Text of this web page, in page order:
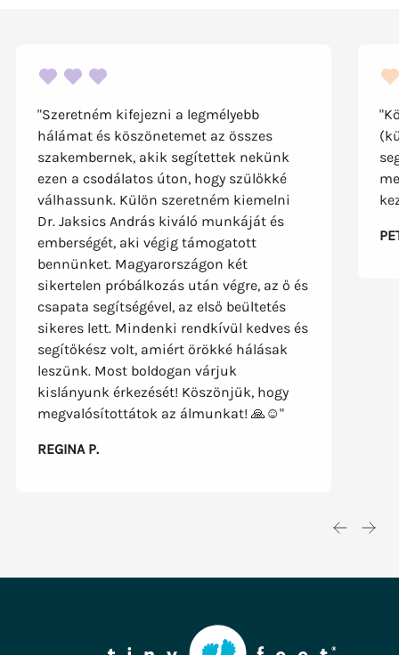
"Szeretném kifejezni a legmélyebb
hálámat és köszönetemet az összes
szakembernek, akik segítettek nekünk
ezen a csodálatos úton, hogy szülőkké
válhassunk. Külön szeretném kiemelni
Dr. Jaksics András kiváló munkáját és
emberségét, aki végig támogatott
bennünket. Magyarországon két
sikertelen próbálkozás után végre, az ő és
csapata segítségével, az első beültetés
sikeres lett. Mindenki rendkívül kedves és
segítőkész volt, amiért örökké hálásak
leszünk. Most boldogan várjuk
kislányunk érkezését! Köszönjük, hogy
megvalósítottátok az álmunkat! 🙏☺️"
REGINA P.